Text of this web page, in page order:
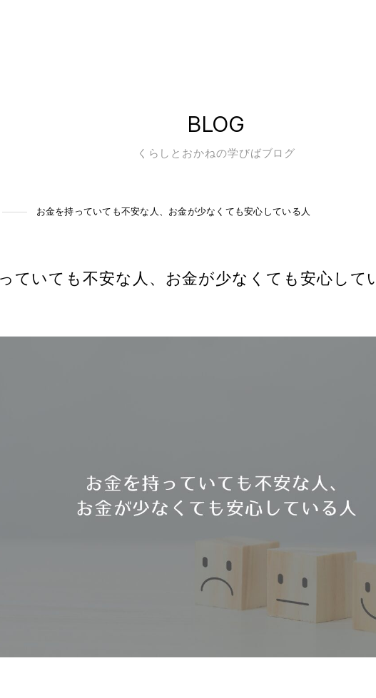
BLOG
くらしとおかねの学びばブログ
お金を持っていても不安な人、お金が少なくても安心している人
ていても不安な人、お金が少なくても安心して